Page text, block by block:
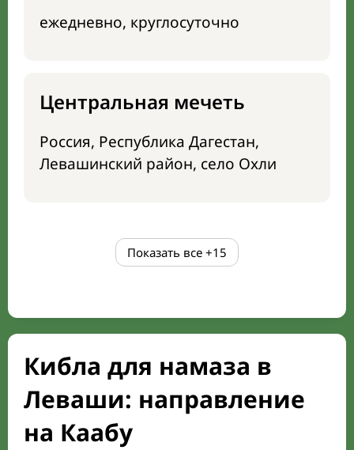
ежедневно, круглосуточно
Центральная мечеть
Россия, Республика Дагестан,
Левашинский район, село Охли
Показать все +15
Кибла для намаза в
Леваши: направление
на Каабу